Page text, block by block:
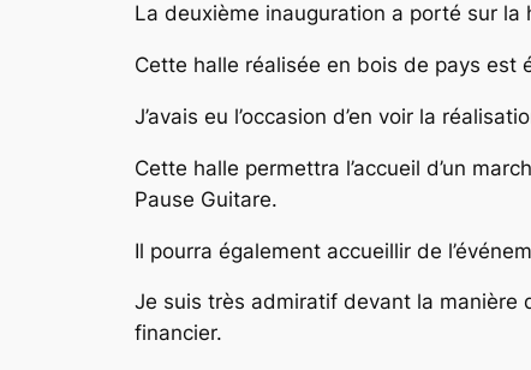
La deuxième inauguration a porté sur la
Cette halle réalisée en bois de pays est
J’avais eu l’occasion d’en voir la
Cette halle permettra l’accueil d’un
Pause Guitare.
Il pourra également accueillir de
Je suis très admiratif devant la manière
financier.